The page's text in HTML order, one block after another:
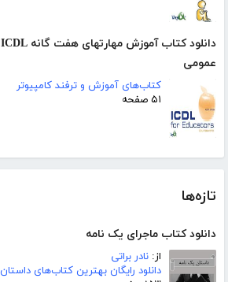
عمومی
کتاب‌های آموزش و ترفند کامپیوتر
۵۱ صفحه
تازه‌ها
دانلود کتاب ماجرای یک نامه
از: نادر براتی
دانلود رایگان بهترین کتاب‌های داستان